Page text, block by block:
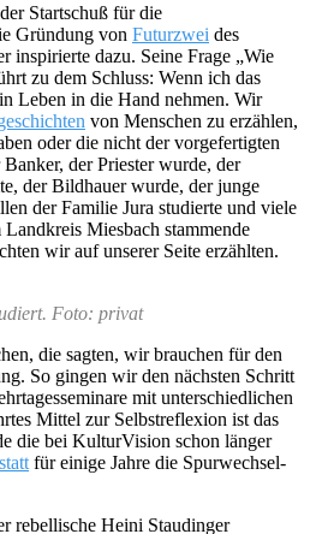
Startschuß für die
Gründung von Futurzwei des
inspirierte dazu. Seine Frage „Wie
zu dem Schluss: Wenn ich das
Leben in die Hand nehmen. Wir
von Menschen zu erzählen,
oder die nicht der vorgefertigten
der Priester wurde, der
der Bildhauer wurde, der junge
der Familie Jura studierte und viele
Miesbach stammende
wir auf unserer Seite erzählten.
Foto: privat
die sagten, wir brauchen für den
So gingen wir den nächsten Schritt
mit unterschiedlichen
Mittel zur Selbstreflexion ist das
die bei KulturVision schon länger
für einige Jahre die Spurwechsel-